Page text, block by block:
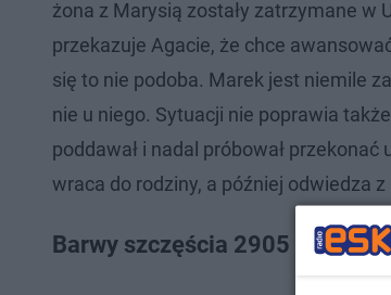
żona z Marysią zostały zatrzymane w
przekazuje Agacie, że chce
się to nie podoba. Marek jest niemile
nie u niego. Sytuacji nie poprawia
poddawał i nadal próbował
wraca do rodziny, a później odwiedza
Barwy szczęścia 2905 - gdzie i